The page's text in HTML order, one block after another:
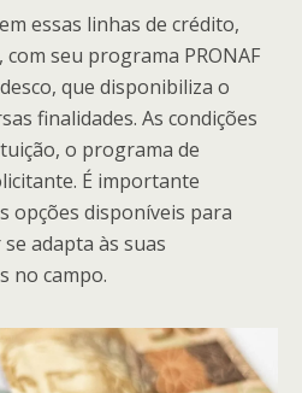
essas linhas de crédito,
seu programa PRONAF
que disponibiliza o
finalidades. As condições
o programa de
É importante
opções disponíveis para
adapta às suas
no campo.